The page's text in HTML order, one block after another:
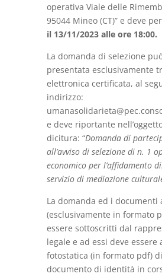
operativa Viale delle
95044 Mineo (CT)” e deve
il 13/11/2023 alle ore 18:00.
La domanda di selezione
presentata esclusivamente
elettronica certificata, al
indirizzo:
e deve riportante
dicitura: “Domanda di
all’avviso di selezione di n. 1
economico per l’affidamento
servizio di mediazione
La domanda ed i documenti
(esclusivamente in formato
essere sottoscritti dal
legale e ad essi deve essere
fotostatica (in formato pdf)
documento di identità in